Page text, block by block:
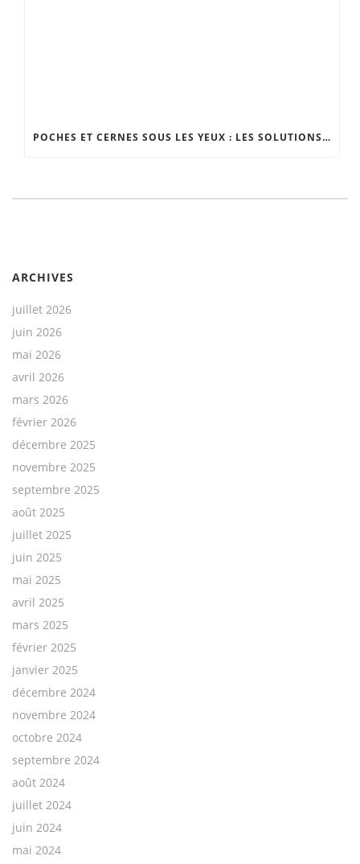
POCHES ET CERNES SOUS LES YEUX : LES SOLUTIONS EFFICACES
ARCHIVES
juillet 2026
juin 2026
mai 2026
avril 2026
mars 2026
février 2026
décembre 2025
novembre 2025
septembre 2025
août 2025
juillet 2025
juin 2025
mai 2025
avril 2025
mars 2025
février 2025
janvier 2025
décembre 2024
novembre 2024
octobre 2024
septembre 2024
août 2024
juillet 2024
juin 2024
mai 2024